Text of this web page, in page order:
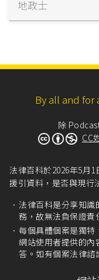
地政士
By all and for
除
CC
法律百科於2026年5月
援引資料，是否與現行
法律百科是分享知識
務，故無法負保證責
每個具體個案是獨特
網站使用者提供的內
答。如有個案法律諮